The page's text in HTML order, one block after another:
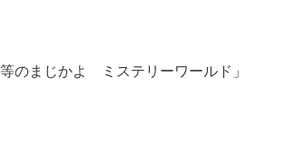
のまじかよ ミステリーワールド」